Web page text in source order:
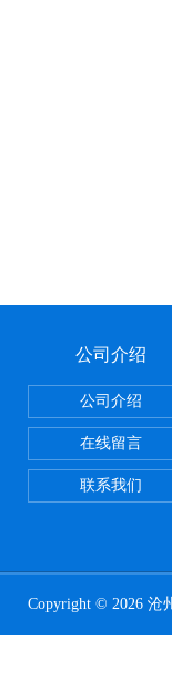
公司介绍
公司介绍
在线留言
联系我们
Copyright © 2026 沧